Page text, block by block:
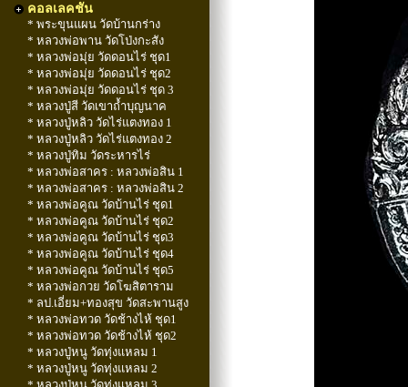
คอลเลคชัน
* พระขุนแผน วัดบ้านกร่าง
* หลวงพ่อพาน วัดโป่งกะสัง
* หลวงพ่อมุ่ย วัดดอนไร่ ชุด1
* หลวงพ่อมุ่ย วัดดอนไร่ ชุด2
* หลวงพ่อมุ่ย วัดดอนไร่ ชุด 3
* หลวงปู่สี วัดเขาถ้ำบุญนาค
* หลวงปู่หลิว วัดไร่แตงทอง 1
* หลวงปู่หลิว วัดไร่แตงทอง 2
* หลวงปู่ทิม วัดระหารไร่
* หลวงพ่อสาคร : หลวงพ่อสิน 1
* หลวงพ่อสาคร : หลวงพ่อสิน 2
* หลวงพ่อคูณ วัดบ้านไร่ ชุด1
* หลวงพ่อคูณ วัดบ้านไร่ ชุด2
* หลวงพ่อคูณ วัดบ้านไร่ ชุด3
* หลวงพ่อคูณ วัดบ้านไร่ ชุด4
* หลวงพ่อคูณ วัดบ้านไร่ ชุด5
* หลวงพ่อกวย วัดโฆสิตาราม
* ลป.เอี่ยม+ทองสุข วัดสะพานสูง
* หลวงพ่อทวด วัดช้างไห้ ชุด1
* หลวงพ่อทวด วัดช้างไห้ ชุด2
* หลวงปู่หนู วัดทุ่งแหลม 1
* หลวงปู่หนู วัดทุ่งแหลม 2